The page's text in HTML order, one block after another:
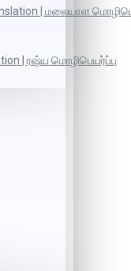
| மலையாள
| ரஷ்ய மொழிபெயர்ப்பு